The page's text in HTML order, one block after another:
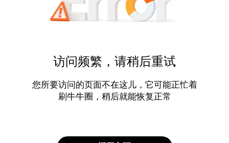
访问频繁，请稍后重试
您所要访问的页面不在这儿，它可能正忙着
刷牛牛圈，稍后就能恢复正常